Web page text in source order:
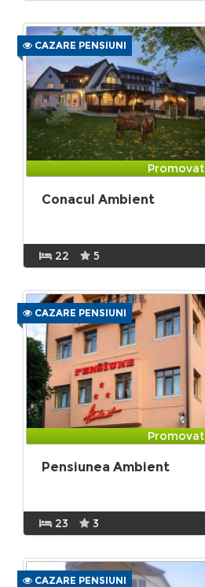
CAZARE PENSIUNI
Promovat
Conacul Ambient
22 5
CAZARE PENSIUNI
Promovat
Pensiunea Ambient
23 3
CAZARE PENSIUNI